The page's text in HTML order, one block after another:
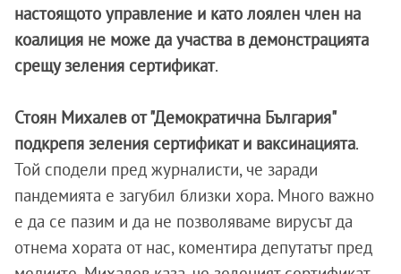
настоящото управление и като лоялен член на
коалиция не може да участва в демонстрацията
срещу зеления сертификат.
Стоян Михалев от "Демократична България"
подкрепя зеления сертификат и ваксинацията.
Той сподели пред журналисти, че заради
пандемията е загубил близки хора. Много важно
е да се пазим и да не позволяваме вирусът да
отнема хората от нас, коментира депутатът пред